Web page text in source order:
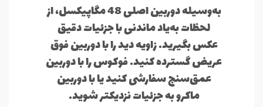
به‌وسیله دوربین اصلی 48 مگاپیکسل، از
لحظات به‌یاد ماندنی با جزئیات دقیق
عکس بگیرید. زاویه دید را با دوربین فوق
عریض گسترده کنید. فوکوس را با دوربین
عمق‌سنج سفارشی کنید یا با دوربین
ماکرو به جزئیات نزدیکتر شوید.